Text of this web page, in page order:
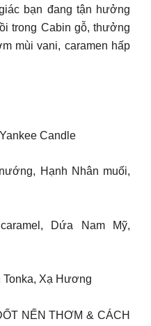
bạn đang tận hưởng
trong Cabin gỗ, thưởng
mùi vani, caramen hấp
Candle
Hạnh Nhân muối,
Dứa Nam Mỹ,
Xạ Hương
NẾN THƠM & CÁCH